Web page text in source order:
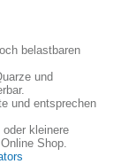
belastbaren
und
und entsprechen
kleinere
Shop.